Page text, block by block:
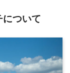
について